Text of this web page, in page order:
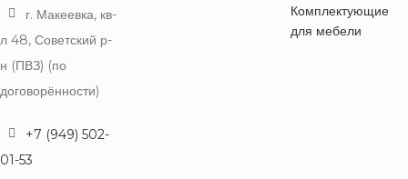
г. Макеевка, кв-
л 48, Советский р-
н (ПВЗ) (по
договорённости)
+7 (949) 502-
01-53
Комплектующие
для мебели